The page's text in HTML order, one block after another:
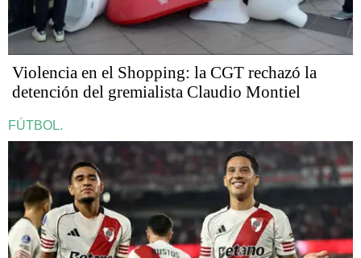
Violencia en el Shopping: la CGT rechazó la
detención del gremialista Claudio Montiel
FÚTBOL.